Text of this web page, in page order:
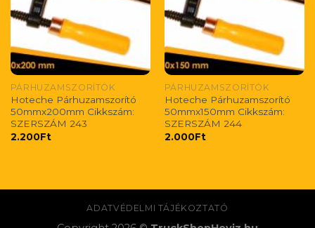
PÁRHUZAMSZORÍTÓK
Hoteche Párhuzamszorító
50mmx200mm Cikkszám:
SZERSZÁM 243
2.200Ft
PÁRHUZAMSZORÍTÓK
Hoteche Párhuzamszorító
50mmx150mm Cikkszám:
SZERSZÁM 244
2.000Ft
ADATVÉDELMI TÁJÉKOZTATÓ